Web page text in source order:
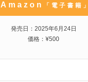
Amazon 「電子書籍」
発売日：2025年6月24日
価格：¥500